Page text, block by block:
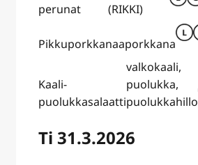
perunat
(RIKKI)
Pikkuporkkanaaporkkana
Kaali-
puolukkasalaatti
valkokaali,
puolukka,
puolukkahillo
Ti 31.3.2026